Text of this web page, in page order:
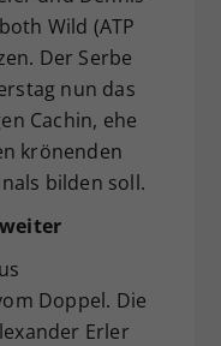
Wild (ATP
Der Serbe
nun das
Cachin, ehe
krönenden
bilden soll.
Doppel. Die
Erler